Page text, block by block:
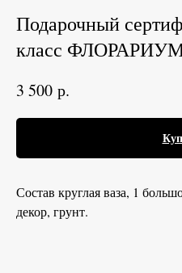
Подарочный
класс ФЛОРАРИУМ
3 500 р.
Состав круглая ваза, 1
декор, грунт.